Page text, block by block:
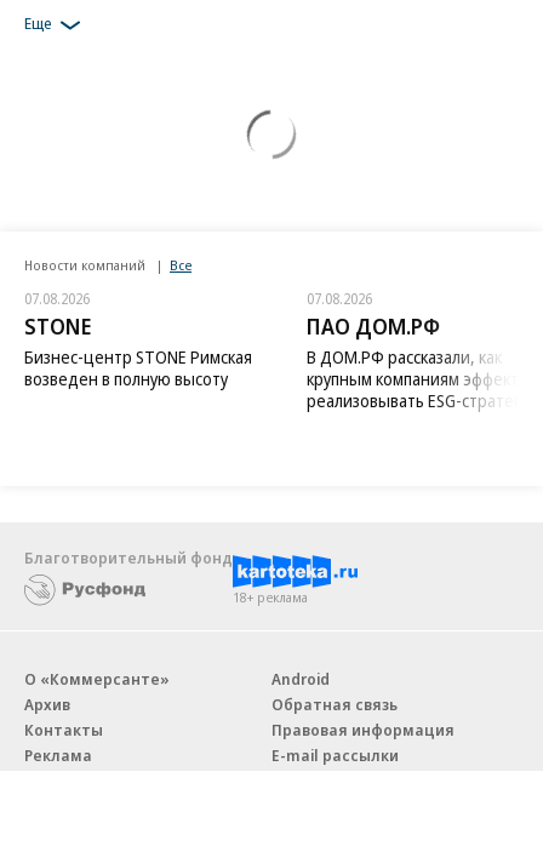
Еще
Новости компаний Все
07.08.2026
STONE
Бизнес-центр STONE Римская
возведен в полную высоту
07.08.2026
ПАО ДОМ.РФ
В ДОМ.РФ рассказали, как
крупным компаниям
реализовывать ESG-стратегию
Благотворительный фонд
18+ реклама
О «Коммерсанте»
Архив
Контакты
Реклама
Android
Обратная связь
Правовая информация
E-mail рассылки